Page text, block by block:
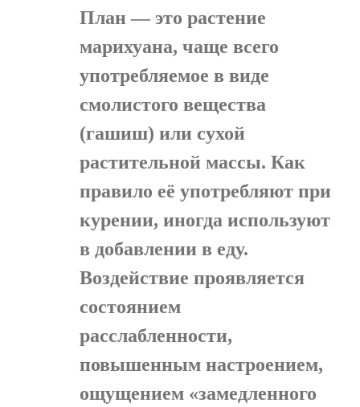
План — это растение
марихуана, чаще всего
употребляемое в виде
смолистого вещества
(гашиш) или сухой
растительной массы. Как
правило её употребляют при
курении, иногда используют
в добавлении в еду.
Воздействие проявляется
состоянием
расслабленности,
повышенным настроением,
ощущением «замедленного